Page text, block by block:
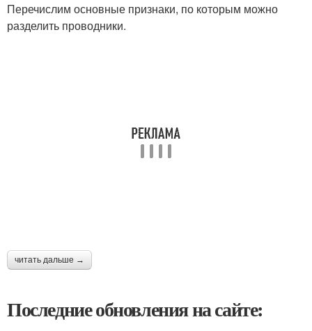
Перечислим основные признаки, по которым можно
разделить проводники.
читать дальше →
Последние обновления на сайте: